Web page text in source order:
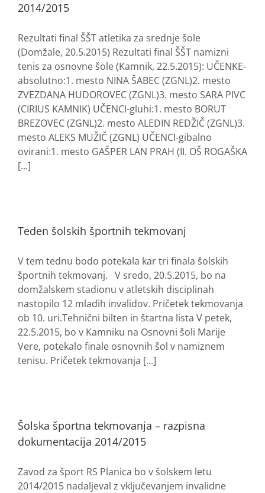
2014/2015
Rezultati final ŠŠT atletika za srednje šole
(Domžale, 20.5.2015) Rezultati final ŠŠT namizni
tenis za osnovne šole (Kamnik, 22.5.2015): UČENKE-
absolutno:1. mesto NINA ŠABEC (ZGNL)2. mesto
ZVEZDANA HUDOROVEC (ZGNL)3. mesto SARA PIVC
(CIRIUS KAMNIK) UČENCI-gluhi:1. mesto BORUT
BREZOVEC (ZGNL)2. mesto ALEDIN REDŽIČ (ZGNL)3.
mesto ALEKS MUŽIČ (ZGNL) UČENCI-gibalno
ovirani:1. mesto GAŠPER LAN PRAH (II. OŠ ROGAŠKA
[...]
Teden šolskih športnih tekmovanj
V tem tednu bodo potekala kar tri finala šolskih
športnih tekmovanj. V sredo, 20.5.2015, bo na
domžalskem stadionu v atletskih disciplinah
nastopilo 12 mladih invalidov. Pričetek tekmovanja
ob 10. uri.Tehnični bilten in štartna lista V petek,
22.5.2015, bo v Kamniku na Osnovni šoli Marije
Vere, potekalo finale osnovnih šol v namiznem
tenisu. Pričetek tekmovanja [...]
Šolska športna tekmovanja – razpisna
dokumentacija 2014/2015
Zavod za šport RS Planica bo v šolskem letu
2014/2015 nadaljeval z vključevanjem invalidne